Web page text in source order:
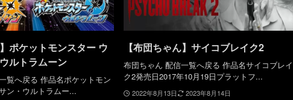
ポケットモンスター ウ
ルトラムーン
覧へ戻る 作品名ポケットモン
ン・ウルトラムー...
【布団ちゃん】サイコブレイク2
布団ちゃん 配信一覧へ戻る 作品名サイコブレイ
ク2発売日2017年10月19日プラットフ...
2022年8月13日 2023年8月14日